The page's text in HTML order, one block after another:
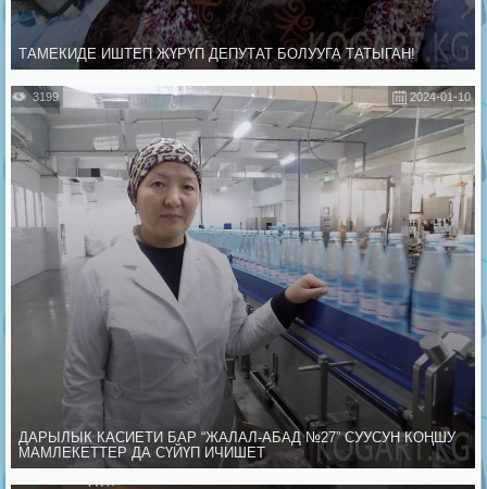
ТАМЕКИДЕ ИШТЕП ЖҮРҮП ДЕПУТАТ БОЛУУГА ТАТЫГАН!
2024-01-10
3199
ДАРЫЛЫК КАСИЕТИ БАР “ЖАЛАЛ-АБАД №27” СУУСУН КОҢШУ
МАМЛЕКЕТТЕР ДА СҮЙҮП ИЧИШЕТ